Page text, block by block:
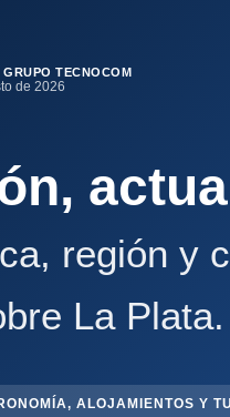
GRUPO TECNOCOM
de 2026
región y
La Plata.
ALOJAMIENTOS Y